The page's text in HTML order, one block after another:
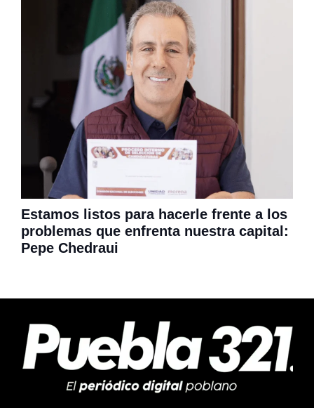
Estamos listos para hacerle frente a los
problemas que enfrenta nuestra capital:
Pepe Chedraui